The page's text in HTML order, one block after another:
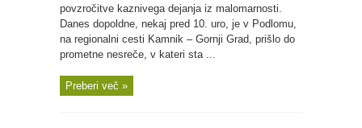
povzročitve kaznivega dejanja iz malomarnosti.
Danes dopoldne, nekaj pred 10. uro, je v Podlomu,
na regionalni cesti Kamnik – Gornji Grad, prišlo do
prometne nesreče, v kateri sta ...
Preberi več »